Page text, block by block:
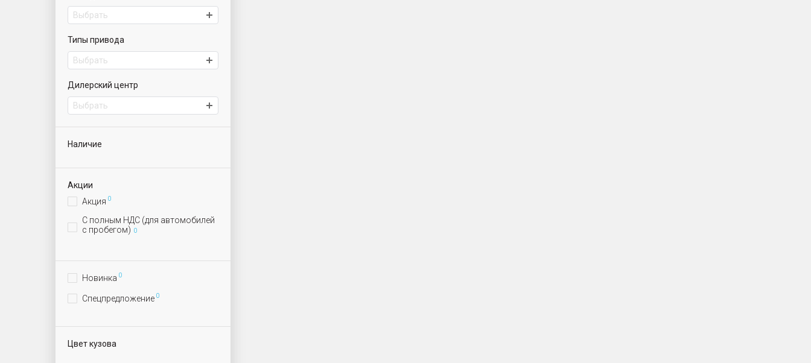
Выбрать
Типы привода
Выбрать
Дилерский центр
Выбрать
Наличие
Акции
Акция 0
С полным НДС (для автомобилей
с пробегом) 0
Новинка 0
Спецпредложение 0
Цвет кузова